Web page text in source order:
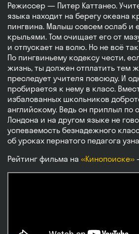
Режиссер — Питер Каттанео.
языка находит на берегу океана
пингвина. Малыш совсем ослаб и
крыльями. Том очищает его от
и отпускает на волю. Но не всё
По пингвиньему кодексу чести,
жизнь, ты должен отплатить тем
преследует учителя повсюду. И
пробирается к нему в класс.
избалованных школьников
английскому. Ведь он приплыл по
Лондона и на другом языке не
успеваемость безнадежного
об уроках пернатого педагога
Рейтинг фильма на «Кинопоиске»